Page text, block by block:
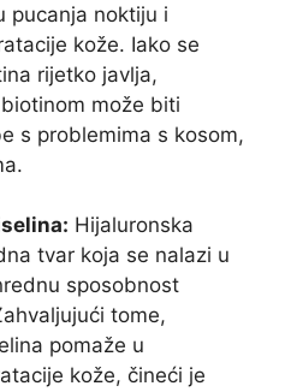
pucanja noktiju i
kože. Iako se
rijetko javlja,
može biti
s problemima s kosom,
Hijaluronska
tvar koja se nalazi u
sposobnost
tome,
pomaže u
kože, čineći je